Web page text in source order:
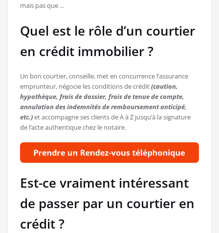
mais pas que …
Quel est le rôle d’un courtier
en crédit immobilier ?
Un bon courtier, conseille, met en concurrence l’assurance
emprunteur, négocie les conditions de crédit(caution,
hypothèque, frais de dossier, frais de tenue de compte,
annulation des indemnités de remboursement anticipé,
etc.)et accompagne ses clients de A à Z jusqu’à la signature
de l’acte authentique chez le notaire.
Est-ce vraiment intéressant
de passer par un courtier en
crédit ?